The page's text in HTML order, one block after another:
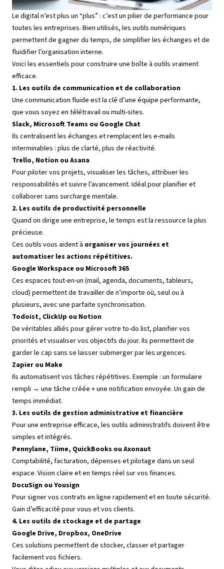
Le digital n’est plus un “plus” : c’est un pilier de performance pour
toutes les entreprises. Bien utilisés, les outils numériques
permettent de gagner du temps, de simplifier les échanges et de
fluidifier l’organisation interne.
Voici les essentiels pour construire une boîte à outils vraiment
efficace.
1. Les outils de communication et de collaboration
Une communication fluide est la clé d’une équipe performante,
que vous soyez en télétravail ou multi-sites.
Slack, Microsoft Teams ou Google Chat
Ils centralisent les échanges et remplacent les e-mails
interminables : plus de clarté, plus de réactivité.
Trello, Notion ou Asana
Pour piloter vos projets, visualiser les tâches, attribuer les
responsabilités et suivre l’avancement. Idéal pour planifier et
collaborer sans surcharge mentale.
2. Les outils de productivité personnelle
Quand on dirige une entreprise, le temps est la ressource la plus
précieuse.
Ces outils vous aident à organiser vos journées et
automatiser les actions répétitives.
Google Workspace ou Microsoft 365
Ces espaces tout-en-un (mail, agenda, documents, tableurs,
cloud) permettent de travailler de n’importe où, seul ou à
plusieurs, avec une parfaite synchronisation.
Todoist, ClickUp ou Notion
De véritables alliés pour gérer votre to-do list, planifier vos
priorités et visualiser vos objectifs du jour. Ils permettent de
garder le cap sans se laisser submerger par les urgences.
Zapier ou Make
Ils automatisent vos tâches répétitives. Exemple : un formulaire
rempli → une tâche créée + une notification envoyée. Un gain de
temps immédiat.
3. Les outils de gestion administrative et financière
Pour une entreprise efficace, les outils administratifs doivent être
simples et intégrés.
Pennylane, Tiime, QuickBooks ou Axonaut
Comptabilité, facturation, dépenses et pilotage dans un seul
espace. Vision claire et en temps réel sur vos finances.
DocuSign ou Yousign
Pour signer vos contrats en ligne rapidement et en toute sécurité.
Gain d’efficacité pour vous et vos clients.
4. Les outils de stockage et de partage
Google Drive, Dropbox, OneDrive
Ces solutions permettent de stocker, classer et partager
facilement vos fichiers.